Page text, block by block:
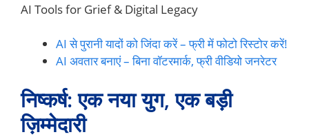
AI Tools for Grief & Digital Legacy
AI से पुरानी यादों को जिंदा करें – फ्री में फोटो रिस्टोर करें!
AI अवतार बनाएं – बिना वॉटरमार्क, फ्री वीडियो जनरेटर
निष्कर्ष: एक नया युग, एक बड़ी
ज़िम्मेदारी